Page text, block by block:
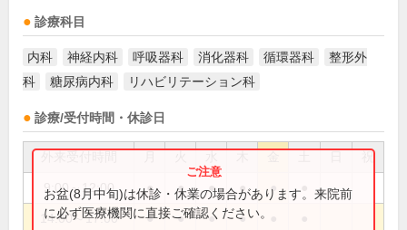
診療科目
内科 神経内科 呼吸器科 消化器科 循環器科
整形外
科
糖尿病内科 リハビリテーション科
診療/受付時間・休診日
祝
9:00～12:00 ● ● ● ● ●
14:00～17:00 ● ● ● ●
お盆(8月中旬)は休診・休業の場合があります。来院前
に必ず医療機関に直接ご確認ください。